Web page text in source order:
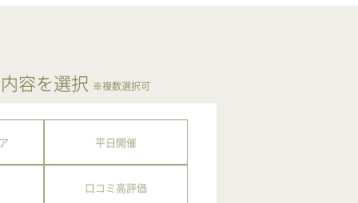
容を選択 ※複数選択可
平日開催
口コミ高評価